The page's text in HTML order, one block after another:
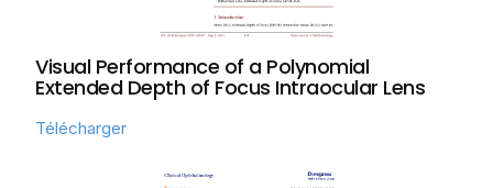
Visual Performance of a Polynomial
Extended Depth of Focus Intraocular Lens
Télécharger